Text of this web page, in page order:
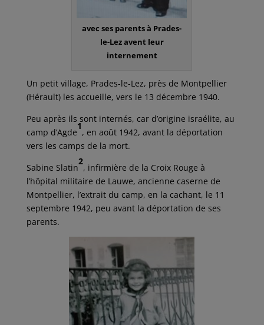
avec ses parents à Prades-
le-Lez avent leur
internement
Un petit village, Prades-le-Lez, près de Montpellier
(Hérault) les accueille, vers le 13 décembre 1940.
Peu après ils sont internés, car d’origine israélite, au
camp d’Agde
1
, en août 1942, avant la déportation
vers les camps de la mort.
Sabine Slatin
2
, infirmière de la Croix Rouge à
l’hôpital militaire de Lauwe, ancienne caserne de
Montpellier, l’extrait du camp, en la cachant, le 11
septembre 1942, peu avant la déportation de ses
parents.